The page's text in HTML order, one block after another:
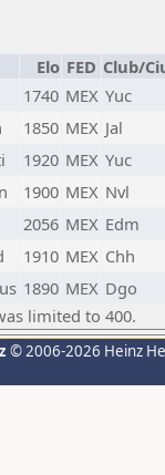
Elo FED Club/
1740 MEX Yuc
1850 MEX Jal
1920 MEX Yuc
1900 MEX Nvl
2056 MEX Edm
1910 MEX Chh
1890 MEX Dgo
limited to 400.
© 2006-2026 Heinz